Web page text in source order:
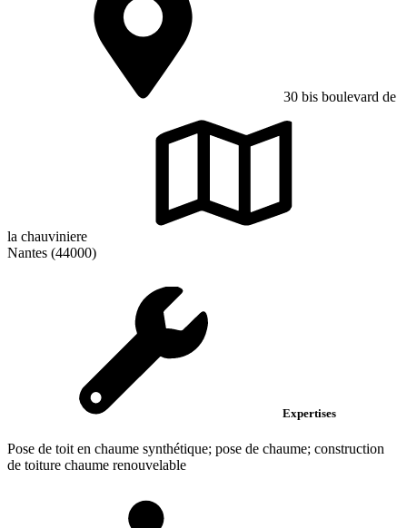
30 bis boulevard de
la chauviniere
Nantes (44000)
Expertises
Pose de toit en chaume synthétique; pose de chaume; construction
de toiture chaume renouvelable